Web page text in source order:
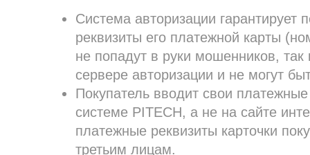
Система авторизации гарантирует
реквизиты его платежной карты
не попадут в руки мошенников, так
сервере авторизации и не могут
Покупатель вводит свои
системе PITECH, а не на сайте
платежные реквизиты карточки
третьим лицам.